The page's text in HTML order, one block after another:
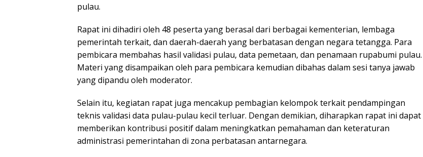
pulau.
Rapat ini dihadiri oleh 48 peserta yang berasal dari berbagai kementerian, lembaga
pemerintah terkait, dan daerah-daerah yang berbatasan dengan negara tetangga. Para
pembicara membahas hasil validasi pulau, data pemetaan, dan penamaan rupabumi pulau.
Materi yang disampaikan oleh para pembicara kemudian dibahas dalam sesi tanya jawab
yang dipandu oleh moderator.
Selain itu, kegiatan rapat juga mencakup pembagian kelompok terkait pendampingan
teknis validasi data pulau-pulau kecil terluar. Dengan demikian, diharapkan rapat ini dapat
memberikan kontribusi positif dalam meningkatkan pemahaman dan keteraturan
administrasi pemerintahan di zona perbatasan antarnegara.